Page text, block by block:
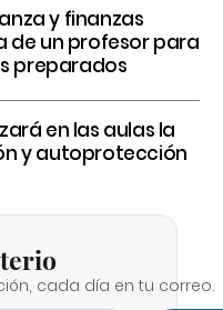
y finanzas
de un profesor para
preparados
en las aulas la
y autoprotección
cada día en tu correo.